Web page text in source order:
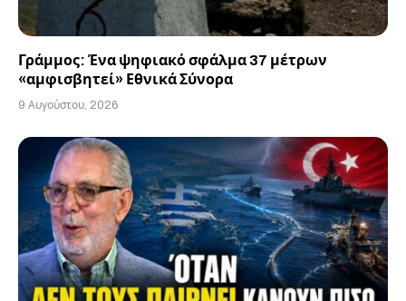
Γράμμος: Ένα ψηφιακό σφάλμα 37 μέτρων
«αμφισβητεί» Εθνικά Σύνορα
9 Αυγούστου, 2026